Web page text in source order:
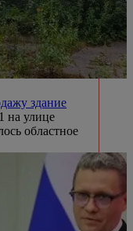
здание
на улице
областное